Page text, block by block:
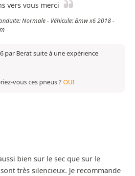
vers vous merci
Normale - Véhicule: Bmw x6 2018 -
par Berat suite à une expérience
vous ces pneus ?OUI
bien sur le sec que sur le
très silencieux. Je recommande